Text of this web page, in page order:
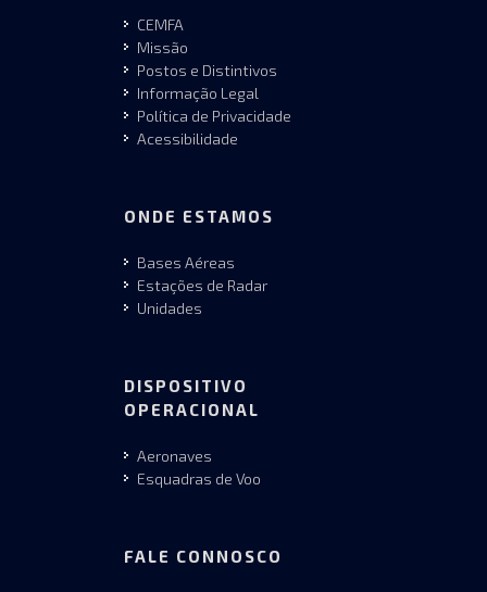
CEMFA
Missão
Postos e Distintivos
Informação Legal
Política de Privacidade
Acessibilidade
ONDE ESTAMOS
Bases Aéreas
Estações de Radar
Unidades
DISPOSITIVO
OPERACIONAL
Aeronaves
Esquadras de Voo
FALE CONNOSCO